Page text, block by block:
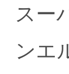
スー
ンエ